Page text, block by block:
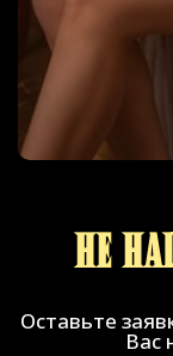
Не
Оставьте
Вас